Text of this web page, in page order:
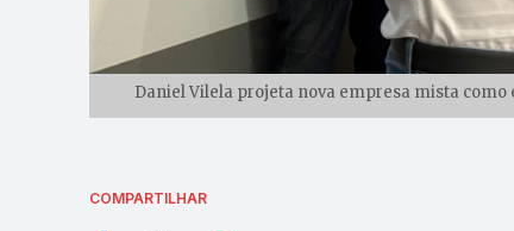
Daniel Vilela projeta nova empresa mista
COMPARTILHAR